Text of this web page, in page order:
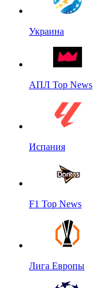
Украина
АПЛ Top News
Испания
F1 Top News
Лига Европы